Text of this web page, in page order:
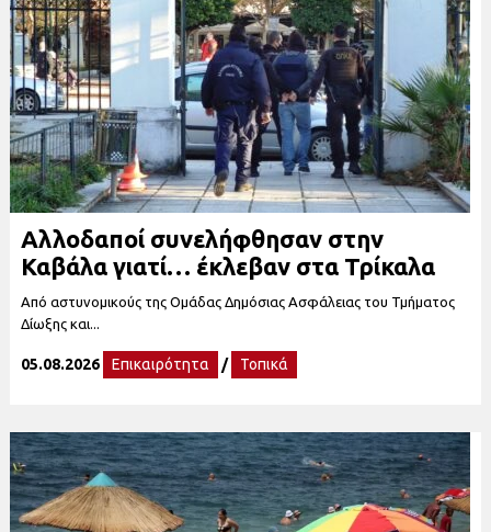
Αλλοδαποί συνελήφθησαν στην
Καβάλα γιατί… έκλεβαν στα Τρίκαλα
Από αστυνομικούς της Ομάδας Δημόσιας Ασφάλειας του Τμήματος
Δίωξης και...
05.08.2026 Επικαιρότητα / Τοπικά